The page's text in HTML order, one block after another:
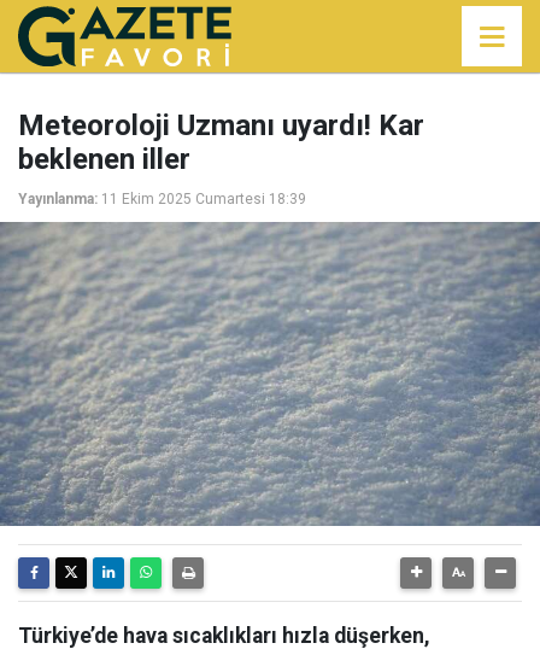
Meteoroloji Uzmanı uyardı! Kar
beklenen iller
Yayınlanma: 11 Ekim 2025 Cumartesi 18:39
Türkiye’de hava sıcaklıkları hızla düşerken,